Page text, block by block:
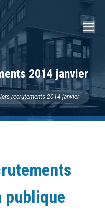
:
2014 janvier
recrutements 2014 janvier
publique